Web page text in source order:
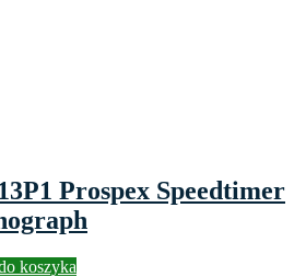
Prospex Speedtimer
koszyka